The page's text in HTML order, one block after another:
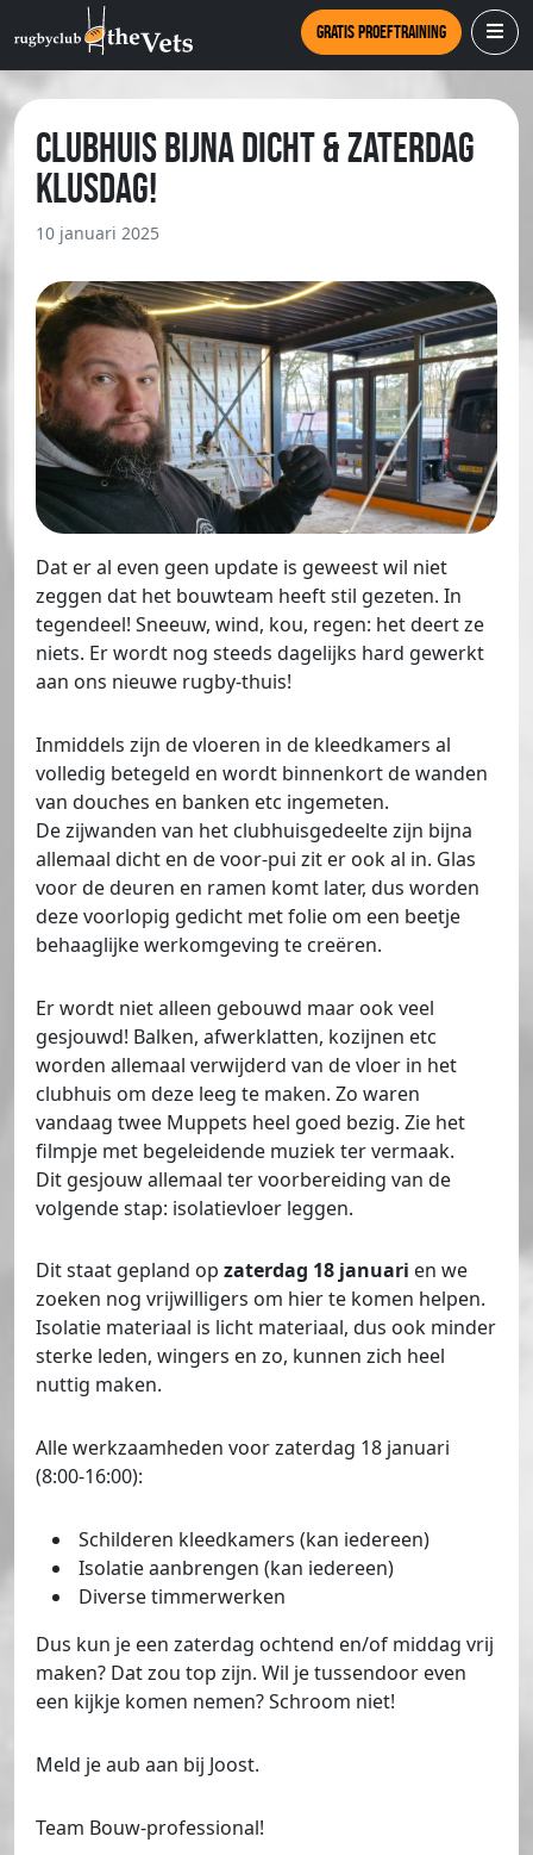
Gratis proeftraining
Clubhuis bijna dicht & Zaterdag
klusdag!
10 januari 2025
Dat er al even geen update is geweest wil niet
zeggen dat het bouwteam heeft stil gezeten. In
tegendeel! Sneeuw, wind, kou, regen: het deert ze
niets. Er wordt nog steeds dagelijks hard gewerkt
aan ons nieuwe rugby-thuis!
Inmiddels zijn de vloeren in de kleedkamers al
volledig betegeld en wordt binnenkort de wanden
van douches en banken etc ingemeten.
De zijwanden van het clubhuisgedeelte zijn bijna
allemaal dicht en de voor-pui zit er ook al in. Glas
voor de deuren en ramen komt later, dus worden
deze voorlopig gedicht met folie om een beetje
behaaglijke werkomgeving te creëren.
Er wordt niet alleen gebouwd maar ook veel
gesjouwd! Balken, afwerklatten, kozijnen etc
worden allemaal verwijderd van de vloer in het
clubhuis om deze leeg te maken. Zo waren
vandaag twee Muppets heel goed bezig. Zie het
filmpje met begeleidende muziek ter vermaak.
Dit gesjouw allemaal ter voorbereiding van de
volgende stap: isolatievloer leggen.
Dit staat gepland op zaterdag 18 januari en we
zoeken nog vrijwilligers om hier te komen helpen.
Isolatie materiaal is licht materiaal, dus ook minder
sterke leden, wingers en zo, kunnen zich heel
nuttig maken.
Alle werkzaamheden voor zaterdag 18 januari
(8:00-16:00):
⁠ ⁠Schilderen kleedkamers (kan iedereen)
⁠ ⁠Isolatie aanbrengen (kan iedereen)
⁠ ⁠Diverse timmerwerken
Dus kun je een zaterdag ochtend en/of middag vrij
maken? Dat zou top zijn. Wil je tussendoor even
een kijkje komen nemen? Schroom niet!
Meld je aub aan bij Joost.
Team Bouw-professional!